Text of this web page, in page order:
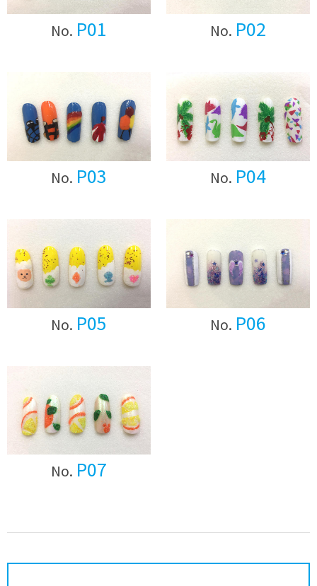
No. P01 No. P02
No. P03 No. P04
No. P05 No. P06
No. P07